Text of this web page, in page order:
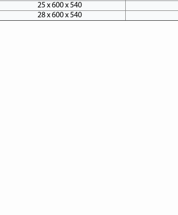
25 х 600 х 540
28 х 600 х 540